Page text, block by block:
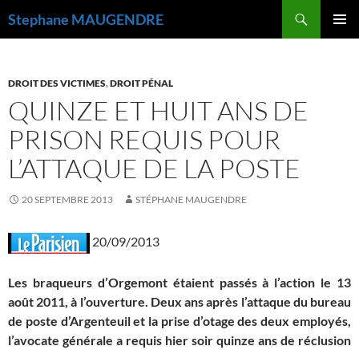
Stephane MAUGENDRE
DROIT DES VICTIMES,DROIT PÉNAL
QUINZE ET HUIT ANS DE
PRISON REQUIS POUR
L’ATTAQUE DE LA POSTE
20 SEPTEMBRE 2013 STÉPHANE MAUGENDRE
20/09/2013
Les braqueurs d’Orgemont étaient passés à l’action le 13
août 2011, à l’ouverture. Deux ans après l’attaque du bureau
de poste d’Argenteuil et la prise d’otage des deux employés,
l’avocate générale a requis hier soir quinze ans de réclusion